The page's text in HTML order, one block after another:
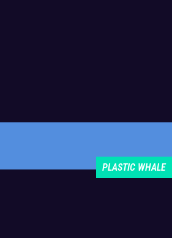
PLASTIC WHALE